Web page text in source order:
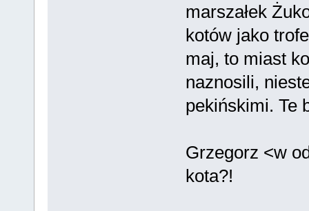
marszałek
kotów jako
maj, to miast
naznosili,
pekińskimi. Te
Grzegorz <w
kota?!